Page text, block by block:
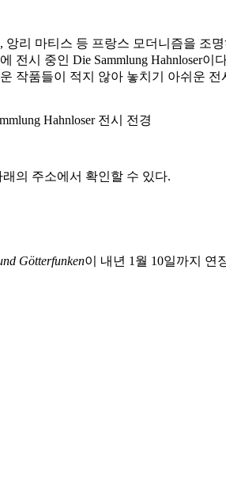
리 마티스 등 프랑스 모더니즘을 조
전시 중인 Die Sammlung Hahnloser
작품들이 적지 않아 놓치기 아쉬운 전
Hahnloser 전시 전경
의 주소에서 확인할 수 있다.
Götterfunken이 내년 1월 10일까지 연